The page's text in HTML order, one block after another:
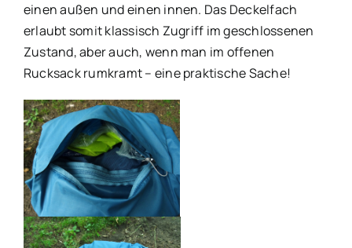
einen außen und einen innen. Das Deckelfach
erlaubt somit klassisch Zugriff im geschlossenen
Zustand, aber auch, wenn man im offenen
Rucksack rumkramt – eine praktische Sache!